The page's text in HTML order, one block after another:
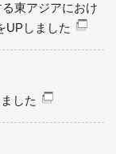
東アジアにおけ
UPしました
した